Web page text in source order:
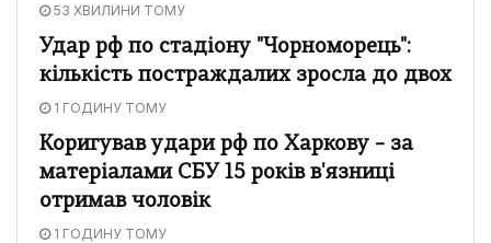
53 ХВИЛИНИ ТОМУ
Удар рф по стадіону "Чорноморець":
кількість постраждалих зросла до двох
1 ГОДИНУ ТОМУ
Коригував удари рф по Харкову – за
матеріалами СБУ 15 років в'язниці
отримав чоловік
1 ГОДИНУ ТОМУ